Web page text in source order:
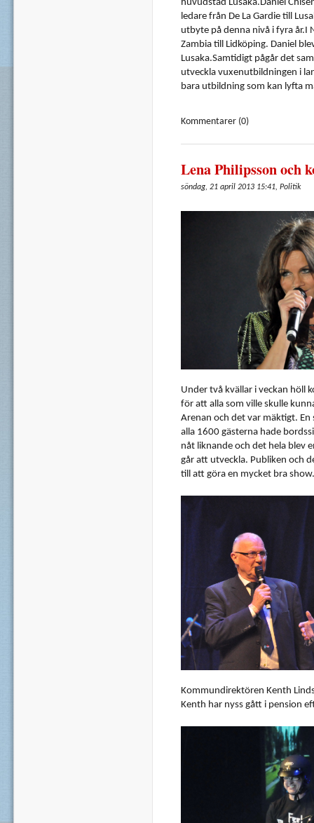
huvudstad Lusaka.Daniel
ledare från De La Gardie till
utbyte på denna nivå i fyra år.I
Zambia till Lidköping. Daniel
Lusaka.Samtidigt pågår det
utveckla vuxenutbildningen i
bara utbildning som kan lyfta
Kommentarer (0)
Lena Philipsson och
söndag, 21 april 2013 15:41, Politik
Under två kvällar i veckan höll
för att alla som ville skulle
Arenan och det var mäktigt. En
alla 1600 gästerna hade
nåt liknande och det hela blev
går att utveckla. Publiken och
till att göra en mycket bra show.
Kommundirektören Kenth
Kenth har nyss gått i pension